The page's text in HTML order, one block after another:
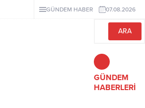
Milletvekilleri Yeni Parti’ye
geçerken belediye başkanlarının
tutumu ve CHP yönetiminin
GÜNDEM HABER 07.08.2026
GÜNDEM
HABERLERİ